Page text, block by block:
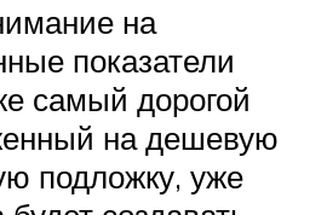
на
показатели
самый дорогой
на дешевую
подложку, уже